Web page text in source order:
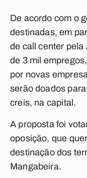
De acordo com o
destinadas, em
de call center pela
de 3 mil
por novas
serão doados
creis, na capital.
A proposta foi
oposição, que
destinação dos
Mangabeira.